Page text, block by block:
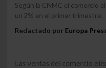
Según la CNMC el comercio
un 2% en el primer trimestre.
Redactado por Europa
Las ventas del comercio